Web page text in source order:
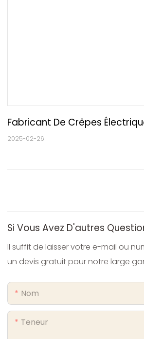
Fabricant De Crêpes
2025-02-26
Si Vous Avez D'autres
Il suffit de laisser votre e-mail ou
un devis gratuit pour notre large
Nom
Teneur